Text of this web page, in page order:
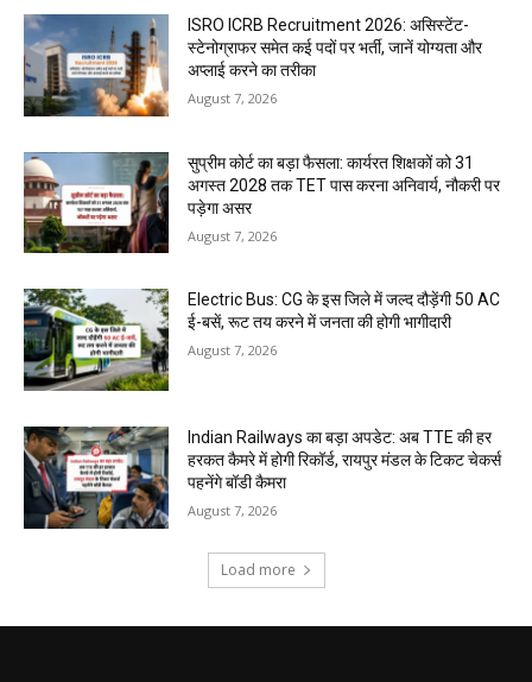
ISRO ICRB Recruitment 2026: असिस्टेंट-
स्टेनोग्राफर समेत कई पदों पर भर्ती, जानें योग्यता और
अप्लाई करने का तरीका
August 7, 2026
सुप्रीम कोर्ट का बड़ा फैसला: कार्यरत शिक्षकों को 31
अगस्त 2028 तक TET पास करना अनिवार्य, नौकरी पर
पड़ेगा असर
August 7, 2026
Electric Bus: CG के इस जिले में जल्द दौड़ेंगी 50 AC
ई-बसें, रूट तय करने में जनता की होगी भागीदारी
August 7, 2026
Indian Railways का बड़ा अपडेट: अब TTE की हर
हरकत कैमरे में होगी रिकॉर्ड, रायपुर मंडल के टिकट चेकर्स
पहनेंगे बॉडी कैमरा
August 7, 2026
Load more